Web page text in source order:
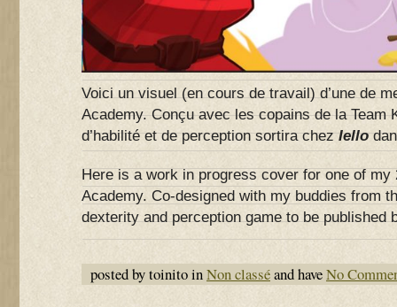
Voici un visuel (en cours de travail) d’une de
Academy. Conçu avec les copains de la Team
d’habilité et de perception sortira chezIello
Here is a work in progress cover for one of my
Academy. Co-designed with my buddies from
dexterity and perception game to be published
posted by toinito inNon classéand haveNo